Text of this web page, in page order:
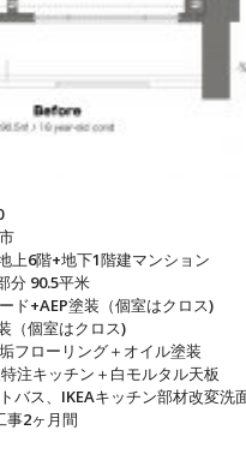
上6階+地下1階建マンション
平米
ド+AEP塗装（個室はクロス)
室はクロス)
リング＋オイル塗装
チン＋白モルタル天板
キッチン部材改変洗
事2ヶ月間